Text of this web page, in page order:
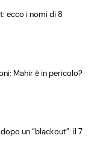
ecco i nomi di 8
Mahir è in pericolo?
un “blackout”: il 7